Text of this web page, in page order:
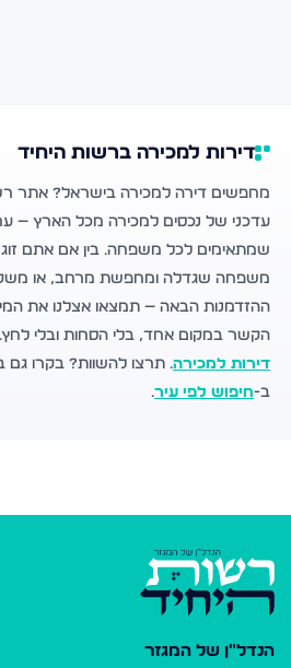
דירות למכירה ברשות היחיד
מחפשים דירה למכירה בישראל? אתר
עדכני של נכסים למכירה מכל הארץ —
שמתאימים לכל משפחה. בין אם אתם
משפחה שגדלה ומחפשת מרחב, או
ההזדמנות הבאה — תמצאו אצלנו את
הקשר במקום אחד, בלי הסחות ובלי
דירות למכירה. תרצו להשוות? בקרו גם
ב-חיפוש לפי עיר.
הנדל"ן של המגזר